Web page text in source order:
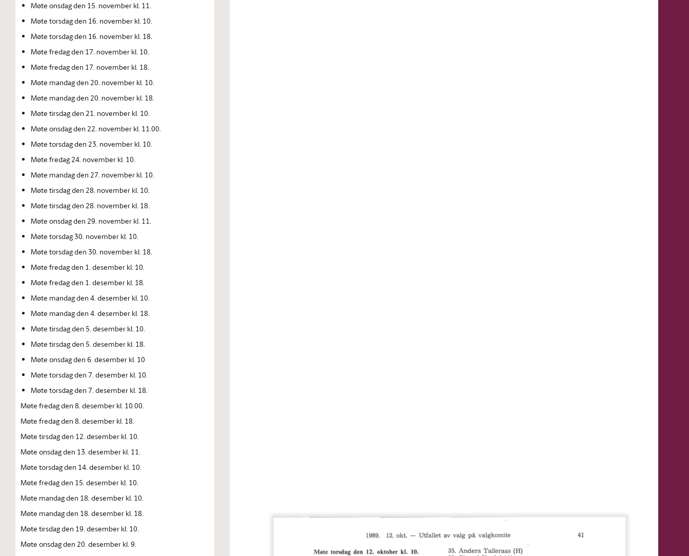
Møte onsdag den 15. november kl. 11.
Møte torsdag den 16. november kl. 10.
Møte torsdag den 16. november kl. 18.
Møte fredag den 17. november kl. 10.
Møte fredag den 17. november kl. 18.
Møte mandag den 20. november kl. 10.
Møte mandag den 20. november kl. 18.
Møte tirsdag den 21. november kl. 10.
Møte onsdag den 22. november kl. 11.00.
Møte torsdag den 23. november kl. 10.
Møte fredag 24. november kl. 10.
Møte mandag den 27. november kl. 10.
Møte tirsdag den 28. november kl. 10.
Møte tirsdag den 28. november kl. 18.
Møte onsdag den 29. november kl. 11.
Møte torsdag 30. november kl. 10.
Møte torsdag den 30. november kl. 18.
Møte fredag den 1. desember kl. 10.
Møte fredag den 1. desember kl. 18.
Møte mandag den 4. desember kl. 10.
Møte mandag den 4. desember kl. 18.
Møte tirsdag den 5. desember kl. 10.
Møte tirsdag den 5. desember kl. 18.
Møte onsdag den 6. desember kl. 10
Møte torsdag den 7. desember kl. 10.
Møte torsdag den 7. desember kl. 18.
Møte fredag den 8. desember kl. 10.00.
Møte fredag den 8. desember kl. 18.
Møte tirsdag den 12. desember kl. 10.
Møte onsdag den 13. desember kl. 11.
Møte torsdag den 14. desember kl. 10.
Møte fredag den 15. desember kl. 10.
Møte mandag den 18. desember kl. 10.
Møte mandag den 18. desember kl. 18.
Møte tirsdag den 19. desember kl. 10.
Møte onsdag den 20. desember kl. 9.